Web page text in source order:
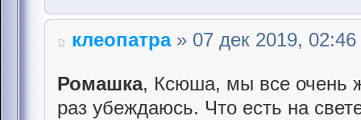
клеопатра» 07 дек 2019, 02:46
Ромашка, Ксюша, мы все очень
раз убеждаюсь. Что есть на